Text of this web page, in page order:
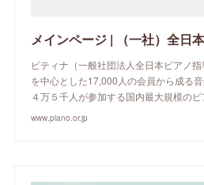
メインページ | （一社）全日
ピティナ（一般社団法人全日本ピアノ
を中心とした17,000人の会員から成る
４万５千人が参加する国内最大規模の
www.piano.or.jp